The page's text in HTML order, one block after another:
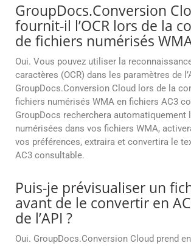
GroupDocs.Conversion
fournit-il l’OCR lors de la
de fichiers numérisés
Oui. Vous pouvez utiliser la
caractères (OCR) dans les paramètres de
GroupDocs.Conversion Cloud lors de la
fichiers numérisés WMA en fichiers AC3
GroupDocs recherchera automatiquement
numérisées dans vos fichiers WMA,
vos préférences, extraira et convertira le
AC3 consultable.
Puis-je prévisualiser un
avant de le convertir en
de l’API ?
Oui. GroupDocs.Conversion Cloud prend